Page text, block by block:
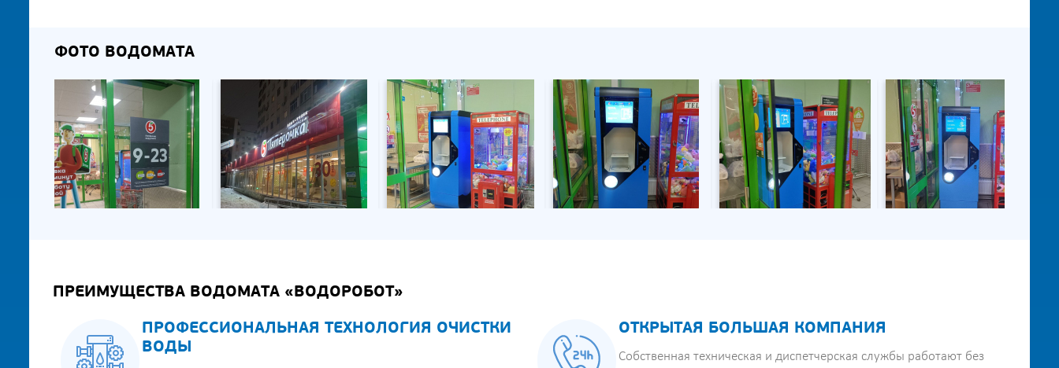
ФОТО ВОДОМАТА
ПРЕИМУЩЕСТВА ВОДОМАТА «ВОДОРОБОТ»
ПРОФЕССИОНАЛЬНАЯ ТЕХНОЛОГИЯ ОЧИСТКИ
ВОДЫ
ОТКРЫТАЯ БОЛЬШАЯ КОМПАНИЯ
Собственная техническая и диспетчерская службы работают без